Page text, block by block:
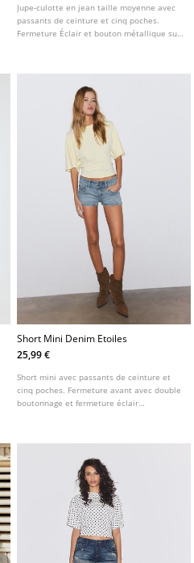
Jupe-culotte en jean taille moyenne avec
passants de ceinture et cinq poches.
Fermeture Éclair et bouton métallique sur
Short Mini Denim Etoiles
25,99 €
Short mini avec passants de ceinture et
cinq poches. Fermeture avant avec double
boutonnage et fermeture éclair